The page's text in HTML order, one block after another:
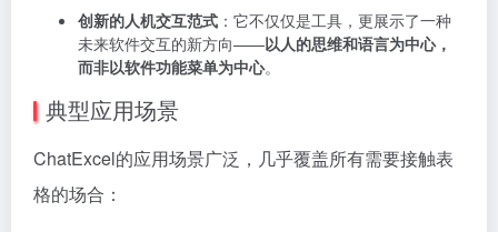
创新的人机交互范式 ：它不仅仅是工具，更展示了一种
未来软件交互的新方向——以人的思维和语言为中心，
而非以软件功能菜单为中心。
典型应用场景
ChatExcel的应用场景广泛，几乎覆盖所有需要接触表
格的场合：